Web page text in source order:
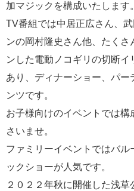
加マジックを構成いたします。
TV番組では中居正広さん、
ンの岡村隆史さん他、たく
ンした電動ノコギリの切断
あり、ディナーショー、パ
ンツです。
お子様向けのイベントでは
さいませ。
ファミリーイベントではバ
ックショーが人気です。
２０２２年秋に開催した浅